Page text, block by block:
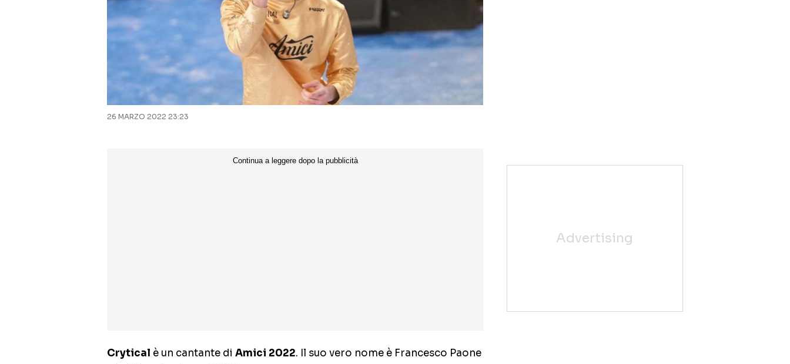
26 MARZO 2022 23:23
Crytical è un cantante di Amici 2022. Il suo vero nome è Francesco Paone